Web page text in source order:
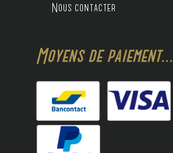
Nous contacter
Moyens de paiement...